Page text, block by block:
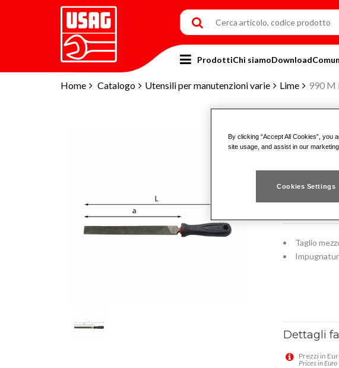
Home Catalogo Utensili per manutenzioni varie Lime 990 M
ProdottiChi siamoDownload
LIMA
990 M
ISO 234 DIN
Taglio
Dettagli
Prezzi in
Prices in
By clicking “Accept All Cookies”, you
site usage, and assist in our marketing
Cookies Settings